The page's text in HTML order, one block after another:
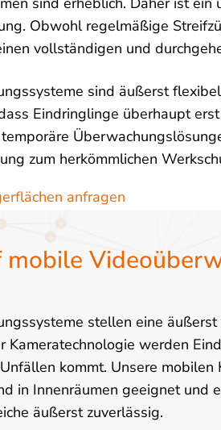
Obwohl regelmäßige
vollständigen und
sind äußerst
Eindringlinge überhaupt
zum herkömmlichen
anfragen
mobile
stellen eine
Kameratechnologie werden
kommt. Unsere
in Innenräumen geeignet
äußerst zuverlässig.